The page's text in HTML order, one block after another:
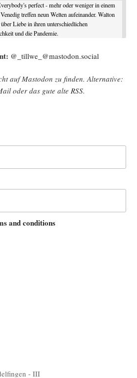
perfect - mehr oder weniger in einem
treffen neun Welten aufeinander. Walton
Liebe in ihren unterschiedlichen
und die Pandemie.
@_tillwe_@mastodon.social
auf Mast­o­don zu fin­den. Alter­na­ti­ve:
oder das gute alte RSS.
and conditions